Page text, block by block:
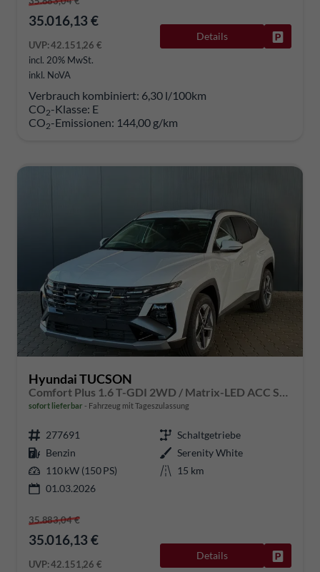
35.016,13 €
UVP:42.151,26 €
incl. 20% MwSt.
inkl. NoVA
Details
Verbrauch kombiniert: 6,30 l/100km
CO2-Klasse: E
CO2-Emissionen: 144,00 g/km
Hyundai TUCSON
sofort lieferbar Fahrzeug mit Tageszulassung
277691
Schaltgetriebe
Benzin
Serenity White
110 kW (150 PS)
15 km
01.03.2026
35.883,04 €
35.016,13 €
UVP:42.151,26 €
Details